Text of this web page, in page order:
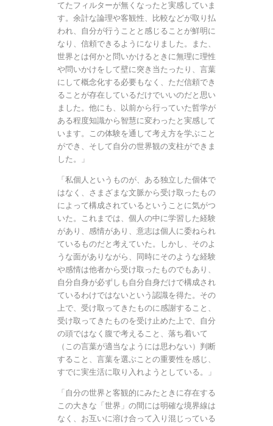
てたフィルターが無くなったと実感していま
す。余計な論理や客観性、比較などが取り払
われ、自分が行うことと感じることが鮮明に
なり、信頼できるようになりました。また、
世界とは何かと問いかけるときに無理に理性
や問いかけをして壁に突き当たったり、言葉
にして概念化する必要もなく、ただ信頼でき
ることが存在しているだけでいいのだと思い
ました。他にも、以前から行っていた哲学が
ある程度知識から智慧に変わったと実感して
います。この体験を通して考え方を学ぶこと
ができ、そして自分の世界観の支柱ができま
した。」
「私個人というものが、ある独立した個体で
はなく、さまざまな文脈から受け取ったもの
によって構成されているということに気がつ
いた。これまでは、個人の中に学習した経験
があり、感情があり、意志は個人に委ねられ
ているものだと考えていた。しかし、そのよ
うな面がありながら、同時にそのような経験
や感情は他者から受け取ったものでもあり、
自分自身が必ずしも自分自身だけで構成され
ているわけではないという認識を得た。その
上で、受け取ってきたものに感謝すること、
受け取ってきたものを受け止めた上で、自分
の頭ではなく腹で考えること、落ち着いて
（この言葉が適当なようには思わない）判断
すること、言葉を選ぶことの重要性を感じ、
すでに実生活に取り入れようとしている。」
「自分の世界と客観的にみたときに存在する
この大きな「世界」の間には明確な境界線は
なく、お互いに溶け合って入り混じっている